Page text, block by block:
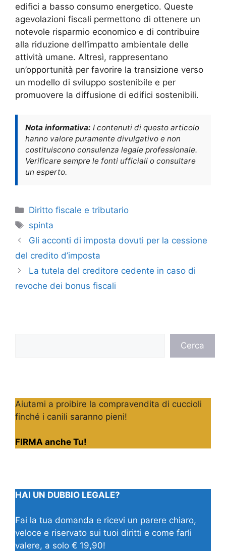
edifici a basso consumo energetico. Queste
agevolazioni fiscali permettono di ottenere un
notevole risparmio economico e di contribuire
alla riduzione dell’impatto ambientale delle
attività umane. Altresì, rappresentano
un’opportunità per favorire la transizione verso
un modello di sviluppo sostenibile e per
promuovere la diffusione di edifici sostenibili.
Nota informativa: I contenuti di questo articolo
hanno valore puramente divulgativo e non
costituiscono consulenza legale professionale.
Verificare sempre le fonti ufficiali o consultare
un esperto.
Categorie
Diritto fiscale e tributario
Tag
spinta
Gli acconti di imposta dovuti per la cessione
del credito d’imposta
La tutela del creditore cedente in caso di
revoche dei bonus fiscali
Cerca
Aiutami a proibire la compravendita di cuccioli
finché i canili saranno pieni!
FIRMA anche Tu!
HAI UN DUBBIO LEGALE?
Fai la tua domanda e ricevi un parere chiaro,
veloce e riservato sui tuoi diritti e come farli
valere, a solo € 19,90!